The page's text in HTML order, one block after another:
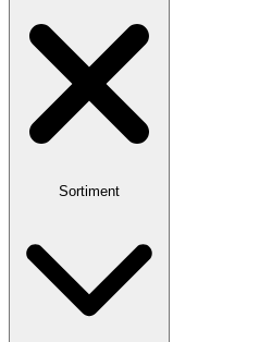
Sortiment